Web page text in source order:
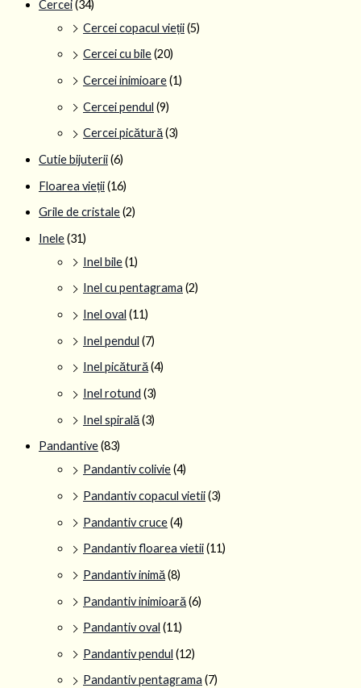
Cercei(34)
Cercei copacul vieții(5)
Cercei cu bile(20)
Cercei inimioare(1)
Cercei pendul (9)
Cercei picătură(3)
Cutie bijuterii(6)
Floarea vieții(16)
Grile de cristale(2)
Inele(31)
Inel bile(1)
Inel cu pentagrama (2)
Inel oval (11)
Inel pendul (7)
Inel picătură(4)
Inel rotund (3)
Inel spirală(3)
Pandantive(83)
Pandantiv colivie(4)
Pandantiv copacul vietii(3)
Pandantiv cruce(4)
Pandantiv floarea vietii(11)
Pandantiv inimă(8)
Pandantiv inimioară(6)
Pandantiv oval (11)
Pandantiv pendul (12)
Pandantiv pentagrama (7)